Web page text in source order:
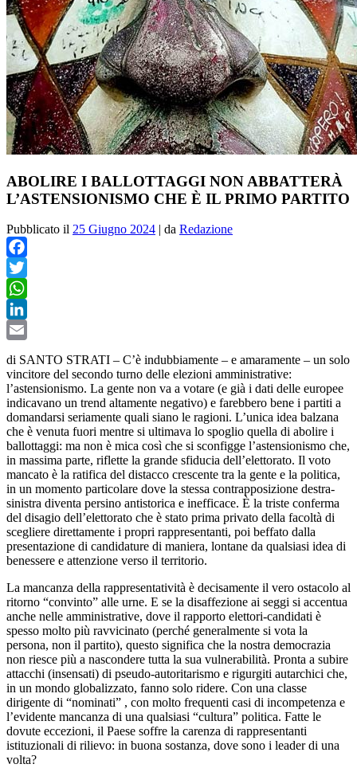
ABOLIRE I BALLOTTAGGI NON ABBATTERÀ
L’ASTENSIONISMO CHE È IL PRIMO PARTITO
Pubblicato il 25 Giugno 2024 | da Redazione
Facebook
Twitter
WhatsApp
LinkedIn
di SANTO STRATI – C’è indubbiamente – e amaramente – un solo
vincitore del secondo turno delle elezioni amministrative:
l’astensionismo. La gente non va a votare (e già i dati delle europee
indicavano un trend altamente negativo) e farebbero bene i partiti a
domandarsi seriamente quali siano le ragioni. L’unica idea balzana
che è venuta fuori mentre si ultimava lo spoglio quella di abolire i
ballottaggi: ma non è mica così che si sconfigge l’astensionismo che,
in massima parte, riflette la grande sfiducia dell’elettorato. Il voto
mancato è la ratifica del distacco crescente tra la gente e la politica,
in un momento particolare dove la stessa contrapposizione destra-
sinistra diventa persino antistorica e inefficace. È la triste conferma
del disagio dell’elettorato che è stato prima privato della facoltà di
scegliere direttamente i propri rappresentanti, poi beffato dalla
presentazione di candidature di maniera, lontane da qualsiasi idea di
benessere e attenzione verso il territorio.
La mancanza della rappresentatività è decisamente il vero ostacolo al
ritorno “convinto” alle urne. E se la disaffezione ai seggi si accentua
anche nelle amministrative, dove il rapporto elettori-candidati è
spesso molto più ravvicinato (perché generalmente si vota la
persona, non il partito), questo significa che la nostra democrazia
non riesce più a nascondere tutta la sua vulnerabilità. Pronta a subire
attacchi (insensati) di pseudo-autoritarismo e rigurgiti autarchici che,
in un mondo globalizzato, fanno solo ridere. Con una classe
dirigente di “nominati” , con molto frequenti casi di incompetenza e
l’evidente mancanza di una qualsiasi “cultura” politica. Fatte le
dovute eccezioni, il Paese soffre la carenza di rappresentanti
istituzionali di rilievo: in buona sostanza, dove sono i leader di una
volta?